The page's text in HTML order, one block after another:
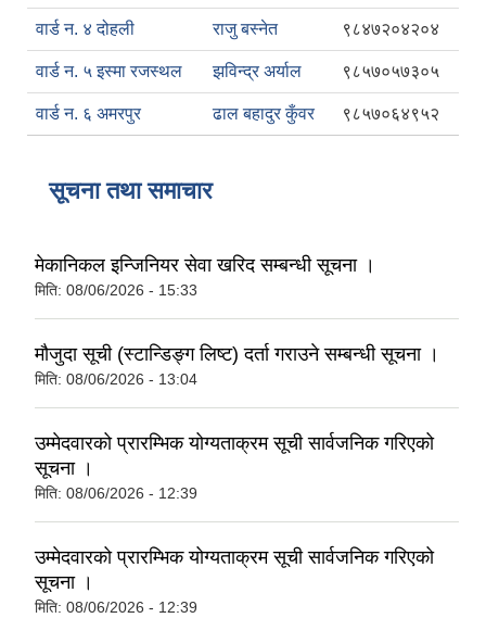
वार्ड न. ४ दोहली राजु बस्नेत ९८४७२०४२०४
वार्ड न. ५ इस्मा रजस्थल झविन्द्र अर्याल ९८५७०५७३०५
वार्ड न. ६ अमरपुर ढाल बहादुर कुँवर ९८५७०६४९५२
सूचना तथा समाचार
मेकानिकल इन्जिनियर सेवा खरिद सम्बन्धी सूचना ।
मिति: 08/06/2026 - 15:33
मौजुदा सूची (स्टान्डिङ्ग लिष्ट) दर्ता गराउने सम्बन्धी सूचना ।
मिति: 08/06/2026 - 13:04
उम्मेदवारको प्रारम्भिक योग्यताक्रम सूची सार्वजनिक गरिएको
सूचना ।
मिति: 08/06/2026 - 12:39
उम्मेदवारको प्रारम्भिक योग्यताक्रम सूची सार्वजनिक गरिएको
सूचना ।
मिति: 08/06/2026 - 12:39